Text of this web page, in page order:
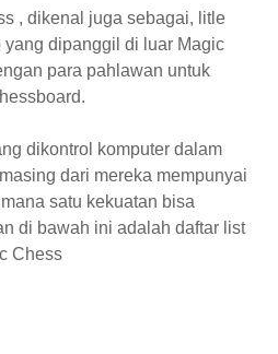
, dikenal juga sebagai, litle
dipanggil di luar Magic
para pahlawan untuk
dikontrol komputer dalam
dari mereka mempunyai
satu kekuatan bisa
di bawah ini adalah daftar list
Chess